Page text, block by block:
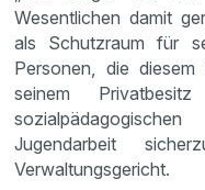
Wesentlichen damit
als Schutzraum für
Personen, die
seinem
Jugendarbeit
Verwaltungsgericht.